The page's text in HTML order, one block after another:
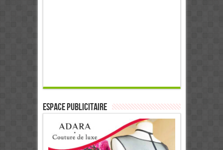
ESPACE PUBLICITAIRE